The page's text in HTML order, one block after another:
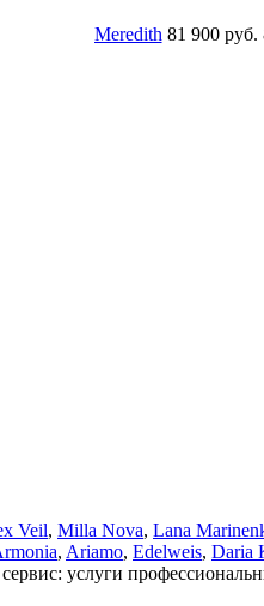
81 900 руб. 82 000 руб.
Veil, Milla Nova, Lana
, Ariamo, Edelweis, Daria
услуги